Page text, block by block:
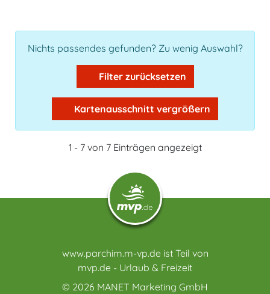
Nichts passendes gefunden? Zu wenig Auswahl?
Filter zurücksetzen
Kartenausschnitt vergrößern
1 - 7 von 7 Einträgen angezeigt
www.parchim.m-vp.de ist Teil von
mvp.de - Urlaub & Freizeit
© 2026 MANET Marketing GmbH